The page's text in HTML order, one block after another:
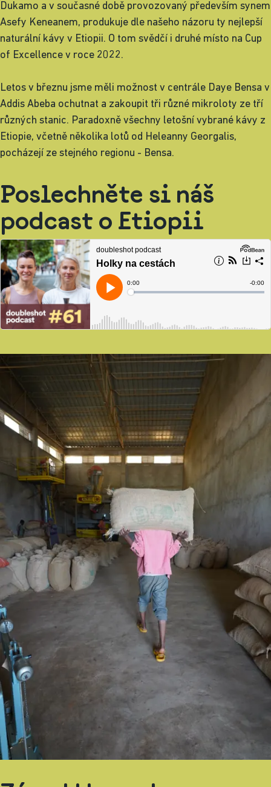
Dukamo a v současné době provozovaný především synem
Asefy Keneanem, produkuje dle našeho názoru ty nejlepší
naturální kávy v Etiopii. O tom svědčí i druhé místo na Cup
of Excellence v roce 2022.
Letos v březnu jsme měli možnost v centrále Daye Bensa v
Addis Abeba ochutnat a zakoupit tři různé mikroloty ze tří
různých stanic. Paradoxně všechny letošní vybrané kávy z
Etiopie, včetně několika lotů od Heleanny Georgalis,
pocházejí ze stejného regionu - Bensa.
Poslechněte si náš
podcast o Etiopii